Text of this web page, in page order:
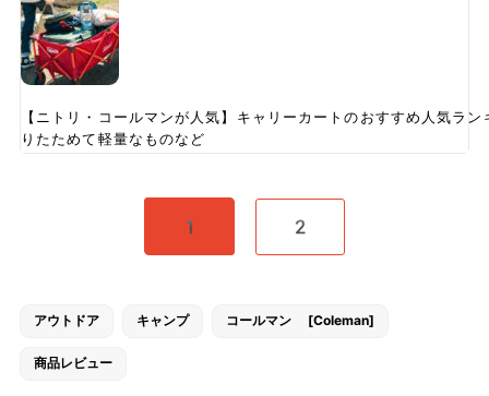
【ニトリ・コールマンが人気】キャリーカートのおすすめ人気
りたためて軽量なものなど
1 2
アウトドア キャンプ コールマン [Coleman]
商品レビュー